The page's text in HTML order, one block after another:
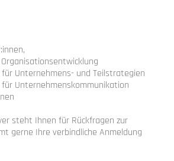
Unternehmens- und Teilstrategien
Unternehmenskommunikation
steht Ihnen für Rückfragen zur
gerne Ihre verbindliche Anmeldung